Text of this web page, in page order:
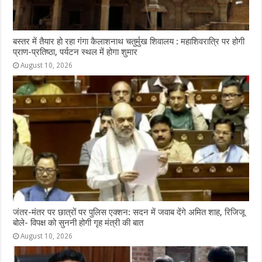
बस्तर में तैयार हो रहा गंगा कैलाशनाथ चतुर्मुख शिवालय : महाशिवरात्रि पर होगी
प्राण-प्रतिष्ठा, पर्यटन स्थल में होगा शुमार
August 10, 2026
जंतर-मंतर पर छात्रों पर पुलिस एक्शन: सदन में जवाब देंगे अमित शाह, रिजिजू
बोले- विपक्ष को सुननी होगी गृह मंत्री की बात
August 10, 2026